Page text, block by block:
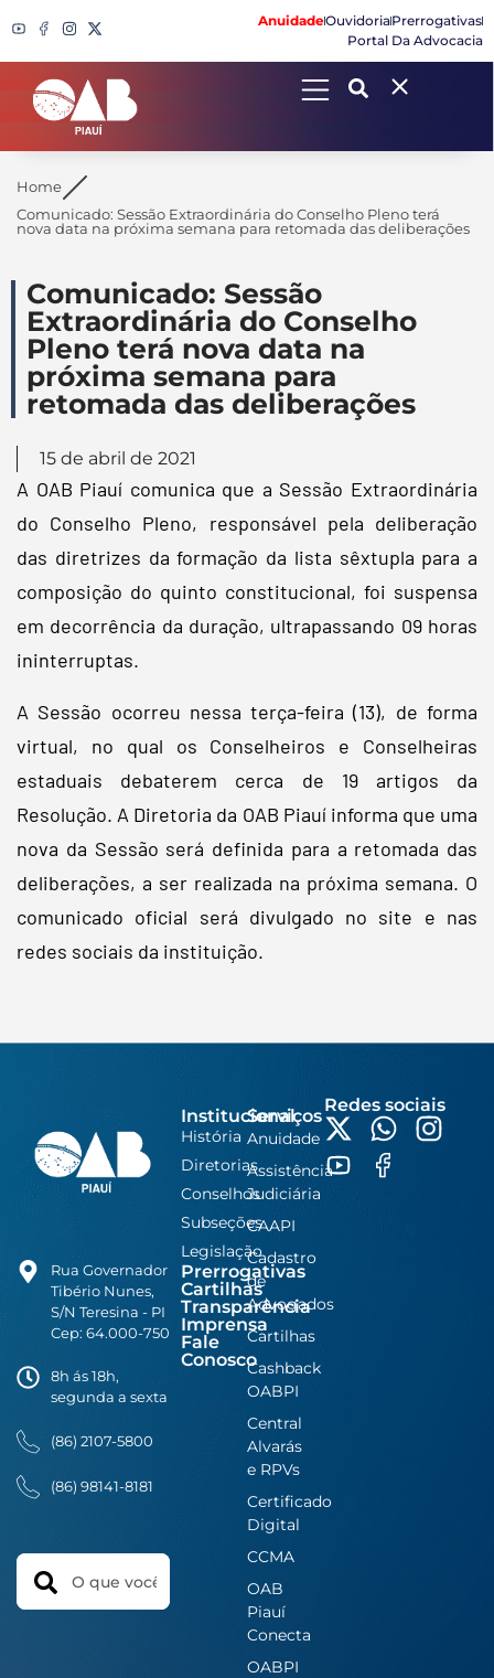
AnuidadeOuvidoriaPrerrogativas
Portal Da Advocacia
Search
Home
Comunicado: Sessão Extraordinária do Conselho Pleno terá
nova data na próxima semana para retomada das deliberações
Comunicado: Sessão
Extraordinária do Conselho
Pleno terá nova data na
próxima semana para
retomada das deliberações
15 de abril de 2021
A OAB Piauí comunica que a Sessão Extraordinária
do Conselho Pleno, responsável pela deliberação
das diretrizes da formação da lista sêxtupla para a
composição do quinto constitucional, foi suspensa
em decorrência da duração, ultrapassando 09 horas
ininterruptas.
A Sessão ocorreu nessa terça-feira (13), de forma
virtual, no qual os Conselheiros e Conselheiras
estaduais debaterem cerca de 19 artigos da
Resolução. A Diretoria da OAB Piauí informa que uma
nova da Sessão será definida para a retomada das
deliberações, a ser realizada na próxima semana. O
comunicado oficial será divulgado no site e nas
redes sociais da instituição.
Rua Governador
Tibério Nunes,
S/N Teresina - PI
Cep: 64.000-750
8h ás 18h,
segunda a sexta
(86) 2107-5800
(86) 98141-8181
Search
Institucional
História
Diretorias
Conselhos
Subseções
Legislação
Prerrogativas
Cartilhas
Transparência
Imprensa
Fale
Conosco
Serviços
Anuidade
Assistência
Judiciária
CAAPI
Cadastro
de
Advogados
Cartilhas
Cashback
OABPI
Central
Alvarás
e RPVs
Certificado
Digital
CCMA
OAB
Piauí
Conecta
OABPI
Redes sociais